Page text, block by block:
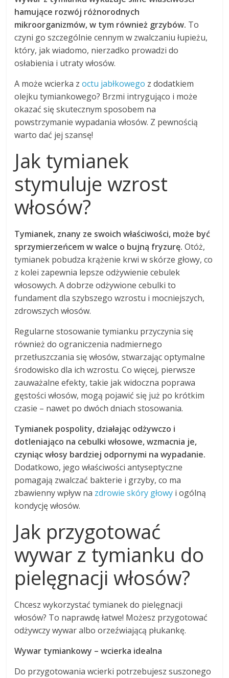
hamujące rozwój różnorodnych
mikroorganizmów, w tym również grzybów. To
czyni go szczególnie cennym w zwalczaniu łupieżu,
który, jak wiadomo, nierzadko prowadzi do
osłabienia i utraty włosów.
A może wcierka zoctu jabłkowego z dodatkiem
olejku tymiankowego? Brzmi intrygująco i może
okazać się skutecznym sposobem na
powstrzymanie wypadania włosów. Z pewnością
warto dać jej szansę!
Jak tymianek
stymuluje wzrost
włosów?
Tymianek, znany ze swoich właściwości, może być
sprzymierzeńcem w walce o bujną fryzurę. Otóż,
tymianek pobudza krążenie krwi w skórze głowy, co
z kolei zapewnia lepsze odżywienie cebulek
włosowych. A dobrze odżywione cebulki to
fundament dla szybszego wzrostu i mocniejszych,
zdrowszych włosów.
Regularne stosowanie tymianku przyczynia się
również do ograniczenia nadmiernego
przetłuszczania się włosów, stwarzając optymalne
środowisko dla ich wzrostu. Co więcej, pierwsze
zauważalne efekty, takie jak widoczna poprawa
gęstości włosów, mogą pojawić się już po krótkim
czasie – nawet po dwóch dniach stosowania.
Tymianek pospolity, działając odżywczo i
dotleniająco na cebulki włosowe, wzmacnia je,
czyniąc włosy bardziej odpornymi na wypadanie.
Dodatkowo, jego właściwości antyseptyczne
pomagają zwalczać bakterie i grzyby, co ma
zbawienny wpływ na zdrowie skóry głowy i ogólną
kondycję włosów.
Jak przygotować
wywar z tymianku do
pielęgnacji włosów?
Chcesz wykorzystać tymianek do pielęgnacji
włosów? To naprawdę łatwe! Możesz przygotować
odżywczy wywar albo orzeźwiającą płukankę.
Wywar tymiankowy – wcierka idealna
Do przygotowania wcierki potrzebujesz suszonego